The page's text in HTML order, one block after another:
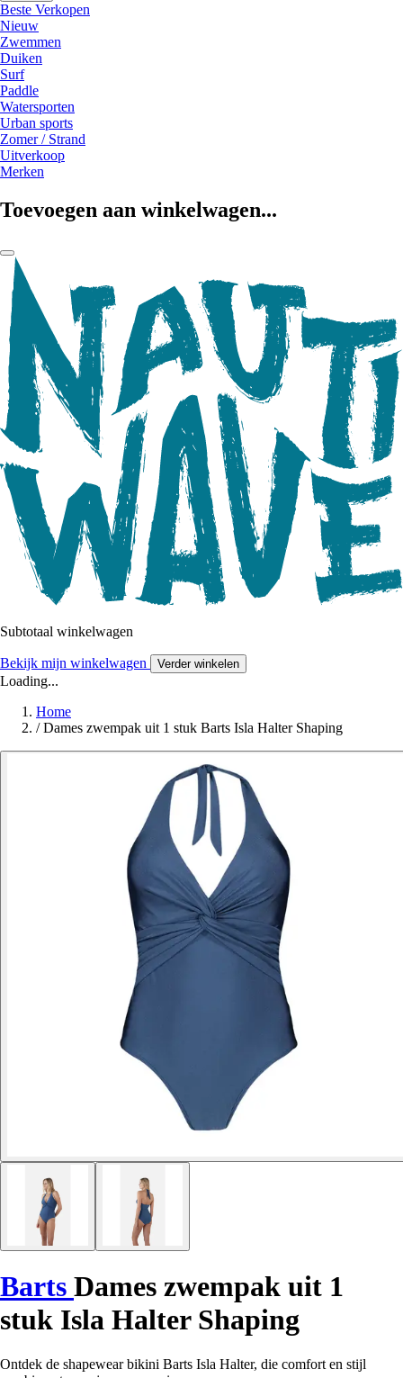
Beste Verkopen
Nieuw
Zwemmen
Duiken
Surf
Paddle
Watersporten
Urban sports
Zomer / Strand
Uitverkoop
Merken
Toevoegen aan winkelwagen...
Subtotaal winkelwagen
Bekijk mijn winkelwagen Verder winkelen
Loading...
Home
/ Dames zwempak uit 1 stuk Barts Isla Halter Shaping
Barts Dames zwempak uit 1
stuk Isla Halter Shaping
Ontdek de shapewear bikini Barts Isla Halter, die comfort en stijl